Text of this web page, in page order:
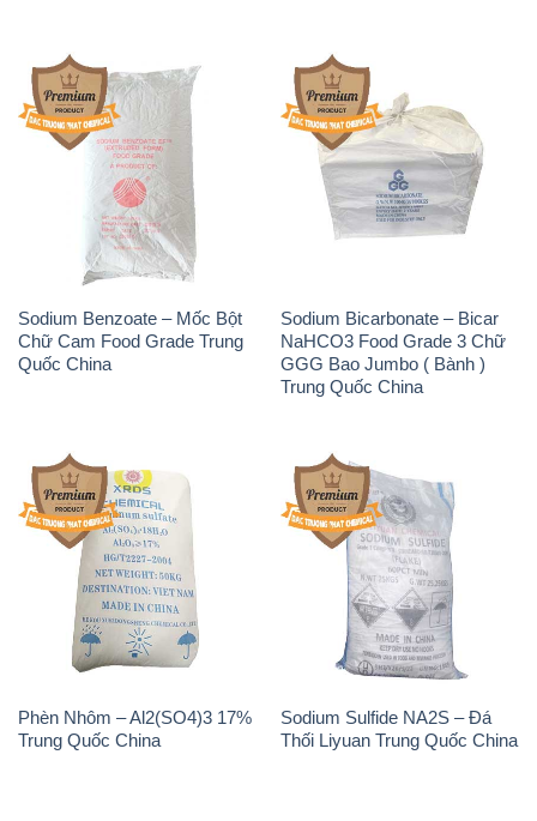
Sodium Benzoate – Mốc Bột
Chữ Cam Food Grade Trung
Quốc China
Sodium Bicarbonate – Bicar
NaHCO3 Food Grade 3 Chữ
GGG Bao Jumbo ( Bành )
Trung Quốc China
Phèn Nhôm – Al2(SO4)3 17%
Trung Quốc China
Sodium Sulfide NA2S – Đá
Thối Liyuan Trung Quốc China